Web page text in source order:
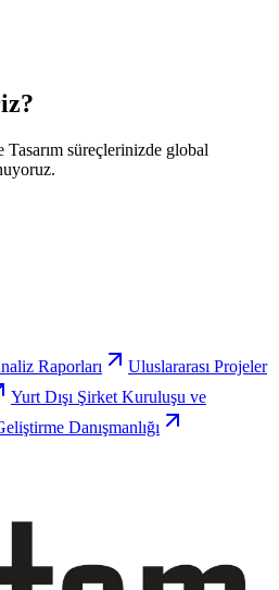
süreçlerinizde global
Raporları
Uluslararası Projeler
Yurt Dışı Şirket Kuruluşu ve
Danışmanlığı